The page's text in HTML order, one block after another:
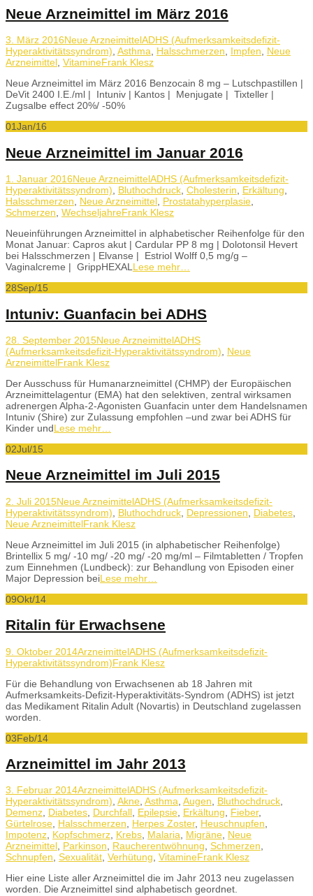
Neue Arzneimittel im März 2016
3. März 2016Neue ArzneimittelADHS (Aufmerksamkeitsdefizit-
Hyperaktivitätssyndrom), Asthma, Halsschmerzen, Impfen, Neue
Arzneimittel, VitamineFrank Klesz
Neue Arzneimittel im März 2016 Benzocain 8 mg – Lutschpastillen |
DeVit 2400 I.E./ml | Intuniv | Kantos | Menjugate | Tixteller |
Zugsalbe effect 20%/ -50%
01Jan/16
Neue Arzneimittel im Januar 2016
1. Januar 2016Neue ArzneimittelADHS (Aufmerksamkeitsdefizit-
Hyperaktivitätssyndrom)
Bluthochdruck Cholesterin Erkältung
Halsschmerzen
Neue Arzneimittel Prostatahyperplasie
Schmerzen WechseljahreFrank Klesz
Neueinführungen Arzneimittel in alphabetischer Reihenfolge für den
Monat Januar: Capros akut | Cardular PP 8 mg | Dolotonsil Hevert
bei Halsschmerzen | Elvanse | Estriol Wolff 0,5 mg/g –
Vaginalcreme | GrippHEXAL Lese mehr…
28Sep/15
Intuniv: Guanfacin bei ADHS
28. September 2015Neue ArzneimittelADHS
(Aufmerksamkeitsdefizit-Hyperaktivitätssyndrom)
Neue
ArzneimittelFrank Klesz
Der Ausschuss für Humanarzneimittel (CHMP) der Europäischen
Arzneimittelagentur (EMA) hat den selektiven, zentral wirksamen
adrenergen Alpha-2-Agonisten Guanfacin unter dem Handelsnamen
Intuniv (Shire) zur Zulassung empfohlen –und zwar bei ADHS für
Kinder undLese mehr…
02Jul/15
Neue Arzneimittel im Juli 2015
2. Juli 2015Neue ArzneimittelADHS (Aufmerksamkeitsdefizit-
Hyperaktivitätssyndrom)
Bluthochdruck Depressionen Diabetes
Neue ArzneimittelFrank Klesz
Neue Arzneimittel im Juli 2015 (in alphabetischer Reihenfolge)
Brintellix 5 mg/ -10 mg/ -20 mg/ -20 mg/ml – Filmtabletten / Tropfen
zum Einnehmen (Lundbeck): zur Behandlung von Episoden einer
Major Depression beiLese mehr…
09Okt/14
Ritalin für Erwachsene
9. Oktober 2014ArzneimittelADHS (Aufmerksamkeitsdefizit-
Hyperaktivitätssyndrom)Frank Klesz
Für die Behandlung von Erwachsenen ab 18 Jahren mit
Aufmerksamkeits-Defizit-Hyperaktivitäts-Syndrom (ADHS) ist jetzt
das Medikament Ritalin Adult (Novartis) in Deutschland zugelassen
worden.
03Feb/14
Arzneimittel im Jahr 2013
3. Februar 2014ArzneimittelADHS (Aufmerksamkeitsdefizit-
Hyperaktivitätssyndrom), Akne, Asthma, Augen, Bluthochdruck,
Demenz, Diabetes, Durchfall, Epilepsie, Erkältung, Fieber,
Gürtelrose, Halsschmerzen, Herpes Zoster, Heuschnupfen,
Impotenz, Kopfschmerz, Krebs, Malaria, Migräne, Neue
Arzneimittel, Parkinson, Raucherentwöhnung, Schmerzen,
Schnupfen, Sexualität, Verhütung, VitamineFrank Klesz
Hier eine Liste aller Arzneimittel die im Jahr 2013 neu zugelassen
worden. Die Arzneimittel sind alphabetisch geordnet.